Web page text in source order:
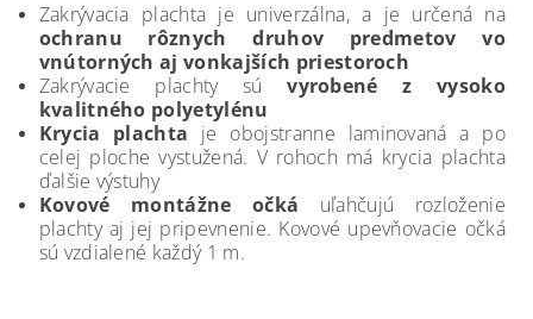
Zakrývacia plachta je univerzálna, a je určená na
ochranu rôznych druhov predmetov vo
vnútorných aj vonkajších priestoroch
Zakrývacie plachty súvyrobené z vysoko
kvalitného polyetylénu
Krycia plachta je obojstranne laminovaná a po
celej ploche vystužená. V rohoch má krycia plachta
ďalšie výstuhy
Kovové montážne očká uľahčujú rozloženie
plachty aj jej pripevnenie. Kovové upevňovacie očká
sú vzdialené každý 1 m.